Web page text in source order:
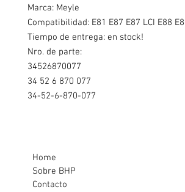
Marca: Meyle
Compatibilidad: E81 E87 E87 LCI E88
Tiempo de entrega: en stock!
Nro. de parte:
34526870077
34 52 6 870 077
34-52-6-870-077
Home
Sobre BHP
Contacto